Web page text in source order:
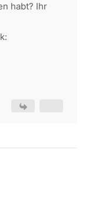
habt? Ihr